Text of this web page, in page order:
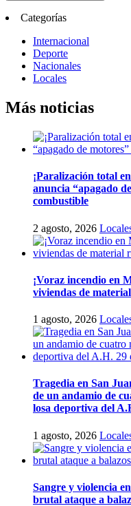
Categorías
Internacional
Deporte
Nacionales
Locales
Más noticias
¡Paralización total
anuncia “apagado
combustible
2 agosto, 2026
¡Voraz incendio en
viviendas de
1 agosto, 2026
Tragedia en San
de un andamio de
losa deportiva del
1 agosto, 2026
Sangre y violencia
brutal ataque a